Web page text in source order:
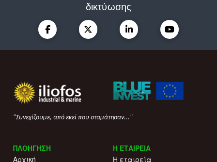
δικτύωσης
"Συνεχίζουμε, από εκεί που σταμάτησαν..."
ΠΛΟΗΓΗΣΗ
Αρχική
Η ΕΤΑΙΡΕΙΑ
Η εταιρεία